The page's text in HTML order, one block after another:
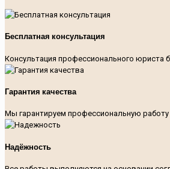
Бесплатная консультация
Консультация профессионального юриста
Гарантия качества
Мы гарантируем профессиональную
Надёжность